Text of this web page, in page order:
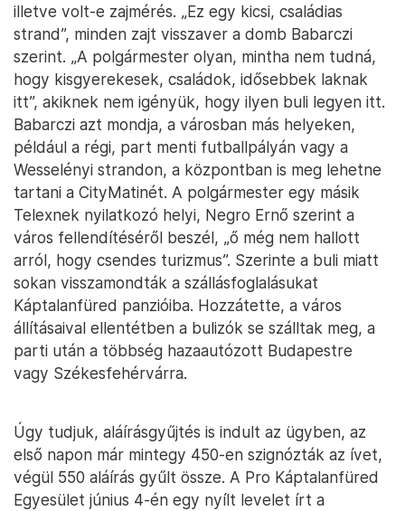
illetve volt-e zajmérés. „Ez egy kicsi, családias
strand”, minden zajt visszaver a domb Babarczi
szerint. „A polgármester olyan, mintha nem tudná,
hogy kisgyerekesek, családok, idősebbek laknak
itt”, akiknek nem igényük, hogy ilyen buli legyen itt.
Babarczi azt mondja, a városban más helyeken,
például a régi, part menti futballpályán vagy a
Wesselényi strandon, a központban is meg lehetne
tartani a CityMatinét. A polgármester egy másik
Telexnek nyilatkozó helyi, Negro Ernő szerint a
város fellendítéséről beszél, „ő még nem hallott
arról, hogy csendes turizmus”. Szerinte a buli miatt
sokan visszamondták a szállásfoglalásukat
Káptalanfüred panzióiba. Hozzátette, a város
állításaival ellentétben a bulizók se szálltak meg, a
parti után a többség hazaautózott Budapestre
vagy Székesfehérvárra.
Úgy tudjuk, aláírásgyűjtés is indult az ügyben, az
első napon már mintegy 450-en szignózták az ívet,
végül 550 aláírás gyűlt össze. A Pro Káptalanfüred
Egyesület június 4-én egy nyílt levelet írt a